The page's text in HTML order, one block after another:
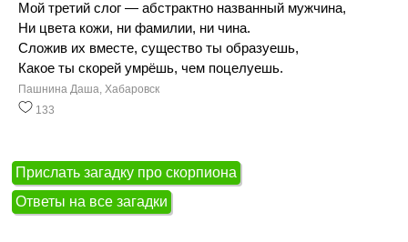
Мой третий слог — абстрактно названный мужчина,
Ни цвета кожи, ни фамилии, ни чина.
Сложив их вместе, существо ты образуешь,
Какое ты скорей умрёшь, чем поцелуешь.
Пашнина Даша, Хабаровск
133
Прислать загадку про скорпиона
Ответы на все загадки